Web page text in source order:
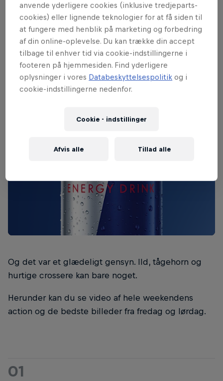
Læs mere
Og det var et glædeligt gensyn. Ild, tågehorn og
hurtige crossere kan bare noget.
Herunder kan du se video af hele weekendens
action og de bedste billeder fra fredag og lørdag.
01
anvende yderligere cookies (inklusive tredjeparts-
cookies) eller lignende teknologier for at få siden til
at fungere med henblik på marketing og forbedring
af din online-oplevelse. Du kan trække din accept
tilbage til enhver tid via cookie-indstillingerne i
footeren på hjemmesiden. Find yderligere
oplysninger i vores Databeskyttelsespolitik og i
cookie-indstillingerne nedenfor.
Cookie - indstillinger
Afvis alle Tillad alle